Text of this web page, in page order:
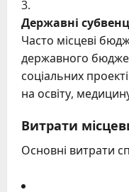
Державні
Часто місцеві
державного
соціальних
на освіту,
Витрати
Основні витрати